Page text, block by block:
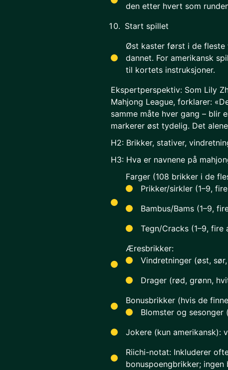
den etter hvert som
Start spillet
Øst kaster først i de
dannet. For amerikansk
til kortets instruksjoner.
Ekspertperspektiv: Som Lily
Mahjong League, forklarer:
samme måte hver gang – blir
markerer øst tydelig. Det
H2: Brikker, stativer,
H3: Hva er navnene på
Farger (108 brikker i de
Prikker/sirkler (1–9,
Bambus/Bams (1–9,
Tegn/Cracks (1–9, fire
Æresbrikker:
Vindretninger (øst,
Drager (rød, grønn,
Bonusbrikker (hvis de
Blomster og
Jokere (kun amerikansk):
Riichi-notat: Inkluderer
bonuspoengbrikker; ingen